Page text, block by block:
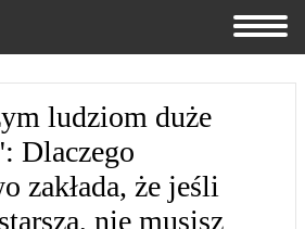
ludziom duże
Dlaczego
zakłada, że jeśli
nie musisz